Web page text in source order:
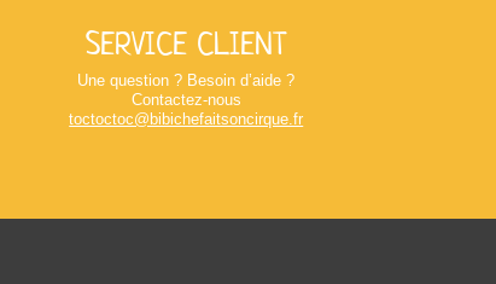
SERVICE CLIENT
Une question ? Besoin d’aide ?
Contactez-nous
toctoctoc@bibichefaitsoncirque.fr